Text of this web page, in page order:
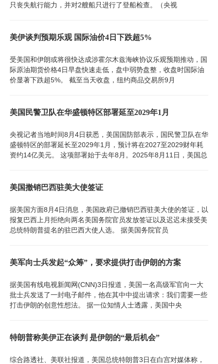
只丧失航行能力，并对2艘船只进行了登船检查。（央视
美伊谈判预期乐观 国际油价4日下跌超5%
受美国和伊朗或将很快达成涉霍尔木兹海峡协议乐观预期推动，国
际原油期货价格4日早盘快速走低，盘中弱势盘整，收盘时国际油
价显著下跌超5%。 截至当天收盘，纽约商品交易所9月
美国民警卫队在华盛顿特区部署延至2029年1月
央视记者当地时间8月4日获悉，美国国防部表示，国民警卫队在华
盛顿特区的部署延长至2029年1月，预计将在2027至2029财年耗
资约14亿美元。 这项部署始于去年8月。2025年8月11日，美国总
美国撤销巴西驻美大使签证
据美国方面8月4日消息，美国政府已撤销巴西驻美大使的签证，以
报复巴西上月拒绝向两名美国务院官员发放签证以及迟迟未接受美
总统特朗普提名的驻巴西大使人选。 据美国务院官员
美军向士兵发起“众筹”，要求提供打击伊朗的方案
据美国有线电视新闻网(CNN)3日报道，美国一名高级军官向一大
批士兵发送了一封电子邮件，他在其中中提出请求：我们需要一些
打击伊朗的创意性想法。 据一位知情人士透露，美国中央
特朗普称美伊正在谈判 是伊朗的“最后机会”
综合路透社、美联社报道，美国总统特朗普3日在白宫对媒体称，